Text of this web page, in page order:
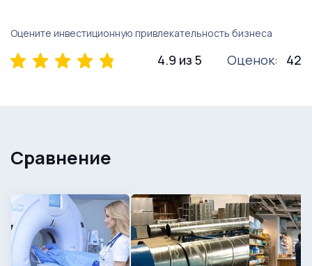
Оцените инвестиционную привлекательность бизнеса
4.9 из 5 Оценок: 42
Сравнение